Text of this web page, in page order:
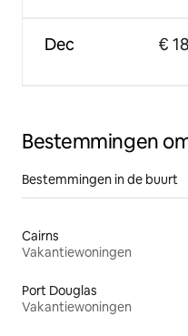
Dec €
Bestemmingen
Bestemmingen in de buurt
Cairns
Vakantiewoningen
Port Douglas
Vakantiewoningen